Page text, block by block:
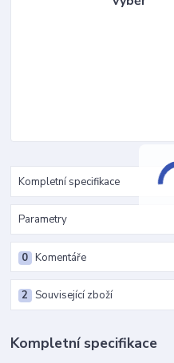
Kompletní specifikace
Parametry
Komentáře
0
Související zboží
2
Kompletní specifikace